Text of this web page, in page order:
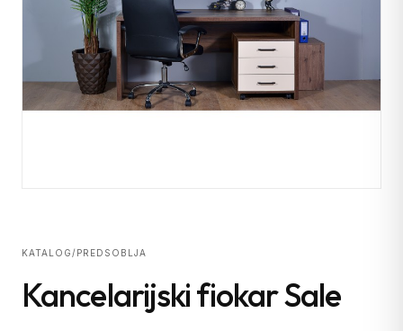
KATALOG/ PREDSOBLJA
Kancelarijski fiokar Sale